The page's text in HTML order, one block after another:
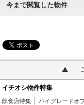
今まで閲覧した物件
イチオシ物件特集
飲食店特集 ハイグレードオ